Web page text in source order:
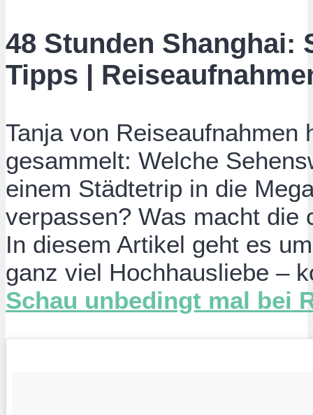
48 Stunden Shanghai:
Tipps |
Tanja von Reiseaufnahmen
gesammelt: Welche
einem Städtetrip in die
verpassen? Was macht die
In diesem Artikel geht es
ganz viel Hochhausliebe –
Schau unbedingt mal bei